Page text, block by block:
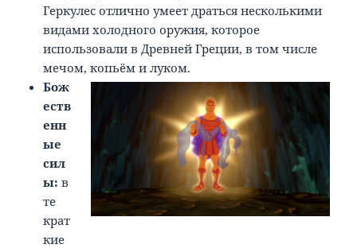
Геркулес отлично умеет драться несколькими
видами холодного оружия, которое
использовали в Древней Греции, в том числе
мечом, копьём и луком.
Бож
еств
енн
ые
сил
ы: в
те
крат
кие